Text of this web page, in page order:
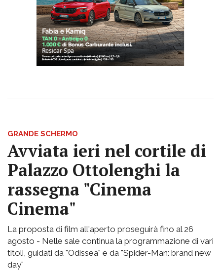
GRANDE SCHERMO
Avviata ieri nel cortile di
Palazzo Ottolenghi la
rassegna "Cinema
Cinema"
La proposta di film all'aperto proseguirà fino al 26
agosto - Nelle sale continua la programmazione di vari
titoli, guidati da "Odissea" e da "Spider-Man: brand new
day"